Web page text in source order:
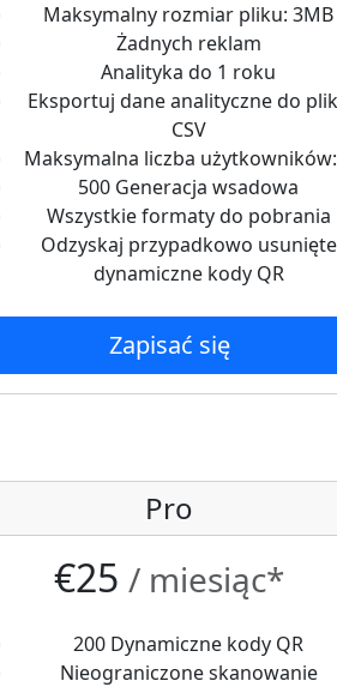
Maksymalny rozmiar pliku: 3MB
Żadnych reklam
Analityka do 1 roku
Eksportuj dane analityczne do
CSV
Maksymalna liczba
500 Generacja wsadowa
Wszystkie formaty do pobrania
Odzyskaj przypadkowo usunięte
dynamiczne kody QR
Zapisać się
Pro
€25 / miesiąc*
200 Dynamiczne kody QR
Nieograniczone skanowanie